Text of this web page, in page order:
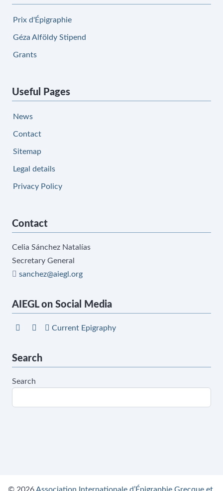
Prix d'Épigraphie
Géza Alföldy Stipend
Grants
Useful Pages
News
Contact
Sitemap
Legal details
Privacy Policy
Contact
Celia Sánchez Natalías
Secretary General
sanchez@aiegl.org
AIEGL on Social Media
Current Epigraphy
Search
Search